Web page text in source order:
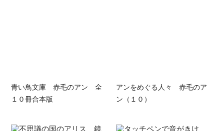
青い鳥文庫 赤毛のアン 全
１０冊合本版
アンをめぐる人々 赤毛のア
ン（１０）